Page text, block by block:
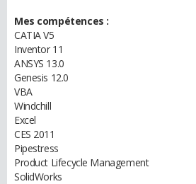
Mes compétences :
CATIA V5
Inventor 11
ANSYS 13.0
Genesis 12.0
VBA
Windchill
Excel
CES 2011
Pipestress
Product Lifecycle Management
SolidWorks